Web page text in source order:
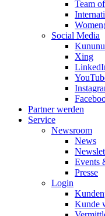
Team
Social Media
Kununu
Xing
Partner werden
Service
Newsroom
News
Events
Presse
Login
Kunde